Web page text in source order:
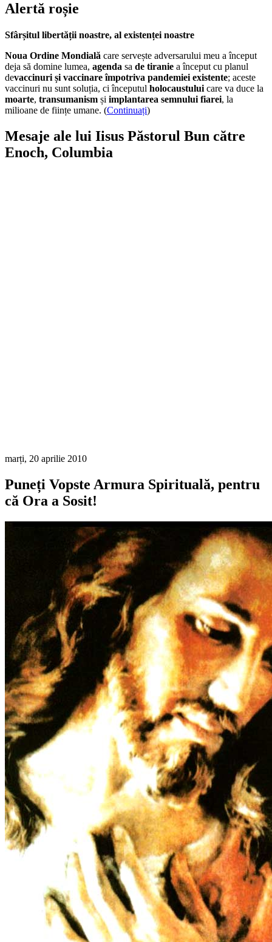
Alertă roșie
Sfârșitul libertății noastre, al existenței noastre
Noua Ordine Mondială care servește adversarului meu a început
deja să domine lumea, agenda sa de tiranie a început cu planul
devaccinuri și vaccinare împotriva pandemiei existente; aceste
vaccinuri nu sunt soluția, ci începutul holocaustului care va duce la
moarte, transumanism și implantarea semnului fiarei, la
milioane de ființe umane. (Continuați)
Mesaje ale lui Iisus Păstorul Bun către
Enoch, Columbia
marți, 20 aprilie 2010
Puneți Vopste Armura Spirituală, pentru
că Ora a Sosit!